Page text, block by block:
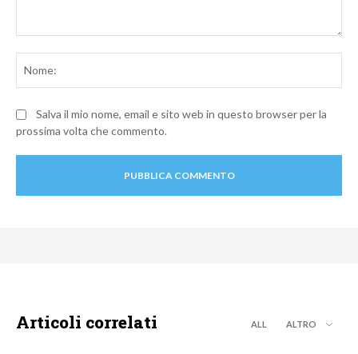
Salva il mio nome, email e sito web in questo browser per la
prossima volta che commento.
Articoli correlati ALL ALTRO